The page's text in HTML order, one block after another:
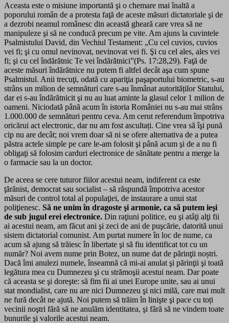
Aceasta este o misiune importantă şi o chemare mai înaltă a
poporului român de a protesta faţă de aceste măsuri dictatoriale şi de
a dezrobi neamul românesc din această gheară care vrea să ne
manipuleze şi să ne conducă precum pe vite. Am ajuns la cuvintele
Psalmistului David, din Vechiul Testament: „Cu cel cuvios, cuvios
vei fi; şi cu omul nevinovat, nevinovat vei fi. Şi cu cel ales, ales vei
fi; şi cu cel îndărătnic Te vei îndărătnici”(Ps. 17:28,29). Faţă de
aceste măsuri îndărătnice nu putem fi altfel decât aşa cum spune
Psalmistul. Anii trecuţi, odată cu apariţia paşaportului biometric, s-au
strâns un milion de semnături care s-au înmânat autorităților Statului,
dar ei s-au îndărătnicit şi nu au luat aminte la glasul celor 1 milion de
oameni. Niciodată până acum în istoria României nu s-au mai strâns
1.000.000 de semnături pentru ceva. Am cerut referendum împotriva
oricărui act electronic, dar nu am fost ascultați. Cine vrea să îşi pună
cip nu are decât; noi vrem doar să ni se ofere alternativa de a putea
păstra actele simple pe care le-am folosit şi până acum şi de a nu fi
obligaţi să folosim carduri electronice de sănătate pentru a merge la
o farmacie sau la un doctor.
De aceea se cere tuturor fiilor acestui neam, indiferent ca este
ţărănist, democrat sau socialist – să răspundă împotriva acestor
măsuri de control total al populaţiei, de instaurare a unui stat
poliţienesc. Să ne unim în dragoste şi armonie, ca să putem ieşi
de sub jugul erei electronice. Din raţiuni politice, eu şi atâţi alţi fii
ai acestui neam, am făcut ani şi zeci de ani de puşcărie, datorită unui
sistem dictatorial comunist. Am purtat numere în loc de nume, ca
acum să ajung să trăiesc în libertate şi să fiu identificat tot cu un
număr? Noi avem nume prin Botez, un nume dat de părinţii noștri.
Dacă îmi anulezi numele, înseamnă că mi-ai anulat şi părinţii şi toată
legătura mea cu Dumnezeu şi cu strămoşii acestui neam. Dar poate
că aceasta se şi doreşte: să fim fii ai unei Europe unite, sau ai unui
stat mondialist, care nu are nici Dumnezeu şi nici milă, care mai mult
ne fură decât ne ajută. Noi putem să trăim în linişte şi pace cu toți
vecinii noştri fără să ne anulăm identitatea, şi fără să ne vindem toate
bunurile şi valorile acestui neam.